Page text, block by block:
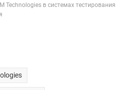
Technologies в системах тестирования